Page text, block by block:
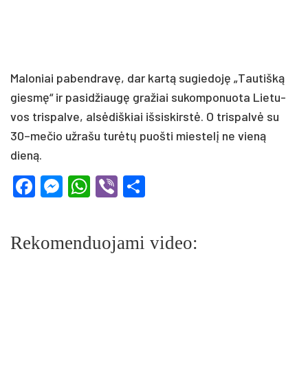
Ma­lo­niai pa­bend­ravę, dar kartą su­gie­doję „Tau­tišką
giesmę“ ir pa­si­džiaugę gra­žiai su­kom­po­nuo­ta Lie­tu­
vos tris­pal­ve, alsė­diš­kiai iš­sis­kirstė. O tris­palvė su
30–me­čio už­ra­šu turėtų puoš­ti mies­telį ne vieną
dieną.
Facebook
Messenger
WhatsApp
Viber
Rekomenduojami video: